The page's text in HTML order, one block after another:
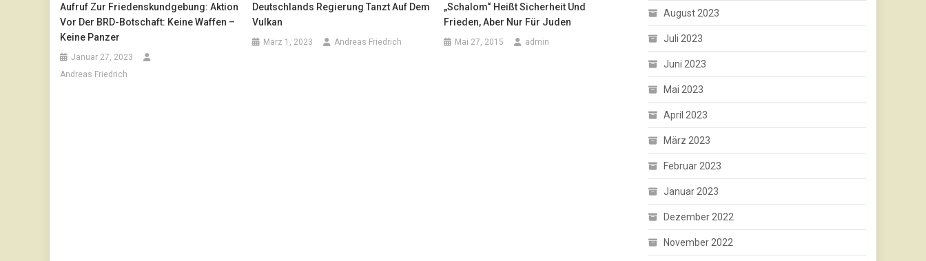
Aufruf Zur Friedenskundgebung: Aktion
Vor Der BRD-Botschaft: Keine Waffen –
Keine Panzer
Januar 27, 2023
Andreas Friedrich
Deutschlands Regierung Tanzt Auf Dem
Vulkan
März 1, 2023 Andreas Friedrich
„Schalom“ Heißt Sicherheit Und
Frieden, Aber Nur Für Juden
Mai 27, 2015 admin
August 2023
Juli 2023
Juni 2023
Mai 2023
April 2023
März 2023
Februar 2023
Januar 2023
Dezember 2022
November 2022